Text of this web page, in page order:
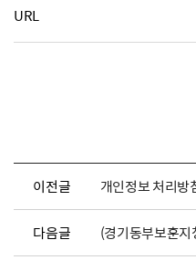
URL
이전글 개인정보 처리방
다음글